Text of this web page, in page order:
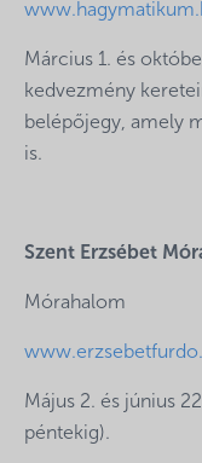
Március 1. és
kedvezmény
belépőjegy, amely
is.
Szent Erzsébet
Mórahalom
Május 2. és június
péntekig).